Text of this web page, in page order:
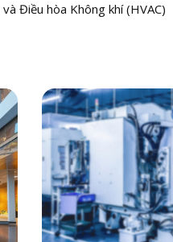
Điều hòa Không khí (HVAC)